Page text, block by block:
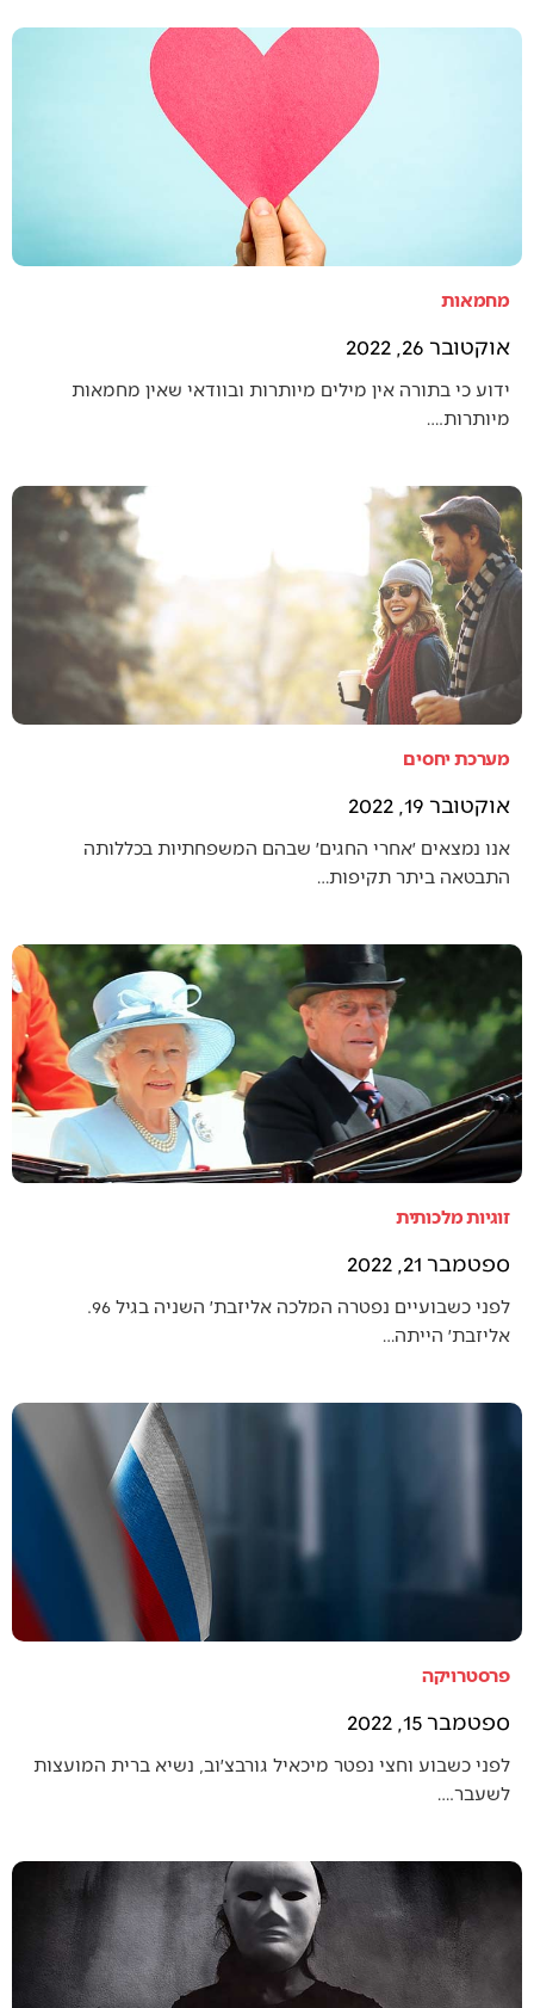
מחמאות
אוקטובר 26, 2022
ידוע כי בתורה אין מילים מיותרות ובוודאי שאין מחמאות
מיותרות.…
מערכת יחסים
אוקטובר 19, 2022
אנו נמצאים ׳אחרי החגים׳ שבהם המשפחתיות בכללותה
התבטאה ביתר תקיפות…
זוגיות מלכותית
ספטמבר 21, 2022
לפני כשבועיים נפטרה המלכה אליזבת׳ השניה בגיל 96.
אליזבת׳ הייתה…
פרסטרויקה
ספטמבר 15, 2022
לפני כשבוע וחצי נפטר מיכאיל גורבצ׳וב, נשיא ברית המועצות
לשעבר.…